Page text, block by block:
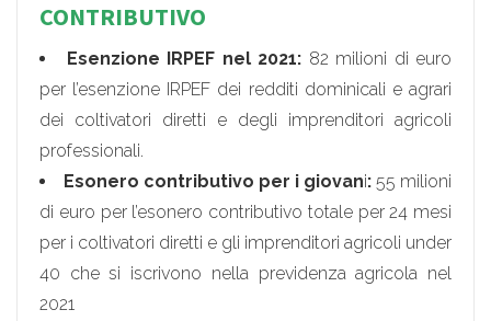
CONTRIBUTIVO
Esenzione IRPEF nel 2021: 82 milioni di euro
per l’esenzione IRPEF dei redditi dominicali e agrari
dei coltivatori diretti e degli imprenditori agricoli
professionali.
Esonero contributivo per i giovani: 55 milioni
di euro per l’esonero contributivo totale per 24 mesi
per i coltivatori diretti e gli imprenditori agricoli under
40 che si iscrivono nella previdenza agricola nel
2021